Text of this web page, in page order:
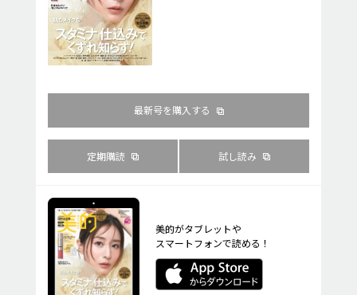
最新号を購入する
定期購読 試し読み
美的がタブレットや
スマートフォンで読める！